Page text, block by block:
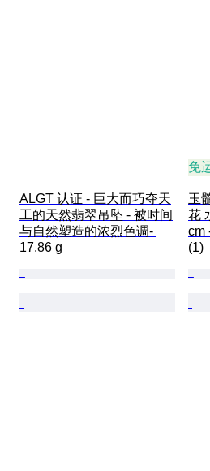
ALGT 认证 - 巨大而巧夺天
工的天然翡翠吊坠 - 被时间
与自然塑造的浓烈色调-
17.86 g
免
玉
花
cm
(1)